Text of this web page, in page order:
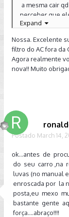
a mesma cair
perceber que
se ligar q falta
......
Bom ,pra
Expand
Nossa. Excelente
filtro do AC fora da
Agora realmente
nova!! Muito
Postado March 14,
ok...antes de
do seu carro ,na
luvas (no manual
enroscada por la
posta,eu mexo
bastante gente
força....abraço!!!!